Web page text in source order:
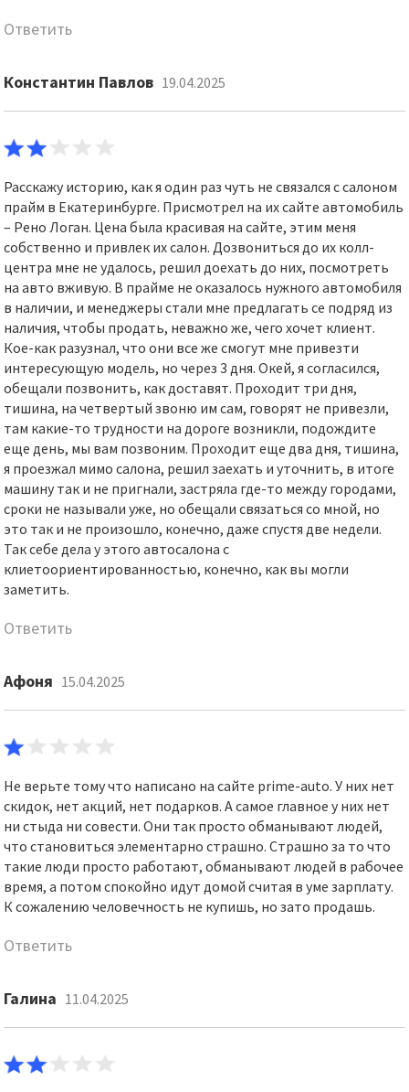
Ответить
Константин Павлов 19.04.2025
Расскажу историю, как я один раз чуть не связался с салоном
прайм в Екатеринбурге. Присмотрел на их сайте автомобиль
– Рено Логан. Цена была красивая на сайте, этим меня
собственно и привлек их салон. Дозвониться до их колл-
центра мне не удалось, решил доехать до них, посмотреть
на авто вживую. В прайме не оказалось нужного автомобиля
в наличии, и менеджеры стали мне предлагать се подряд из
наличия, чтобы продать, неважно же, чего хочет клиент.
Кое-как разузнал, что они все же смогут мне привезти
интересующую модель, но через 3 дня. Окей, я согласился,
обещали позвонить, как доставят. Проходит три дня,
тишина, на четвертый звоню им сам, говорят не привезли,
там какие-то трудности на дороге возникли, подождите
еще день, мы вам позвоним. Проходит еще два дня, тишина,
я проезжал мимо салона, решил заехать и уточнить, в итоге
машину так и не пригнали, застряла где-то между городами,
сроки не называли уже, но обещали связаться со мной, но
это так и не произошло, конечно, даже спустя две недели.
Так себе дела у этого автосалона с
клиетоориентированностью, конечно, как вы могли
заметить.
Ответить
Афоня 15.04.2025
Не верьте тому что написано на сайте prime-auto. У них нет
скидок, нет акций, нет подарков. А самое главное у них нет
ни стыда ни совести. Они так просто обманывают людей,
что становиться элементарно страшно. Страшно за то что
такие люди просто работают, обманывают людей в рабочее
время, а потом спокойно идут домой считая в уме зарплату.
К сожалению человечность не купишь, но зато продашь.
Ответить
Галина 11.04.2025